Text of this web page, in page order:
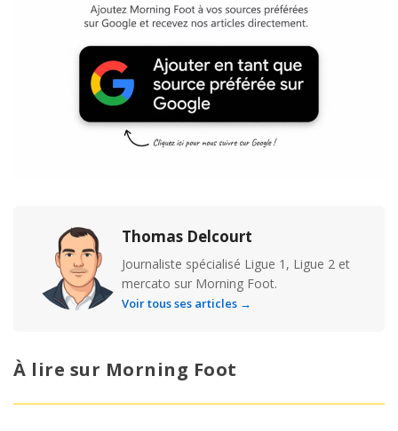
Thomas Delcourt
Journaliste spécialisé Ligue 1, Ligue 2 et
mercato sur Morning Foot.
Voir tous ses articles →
À lire sur Morning Foot